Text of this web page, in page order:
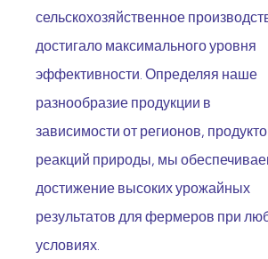
сельскохозяйственное
достигало максимального уровня
эффективности. Определяя наше
разнообразие продукции в
зависимости от регионов,
реакций природы, мы
достижение высоких урожайных
результатов для фермеров при
условиях.